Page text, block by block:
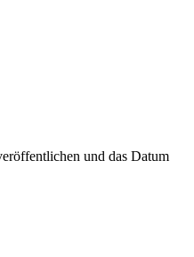
und das Datum